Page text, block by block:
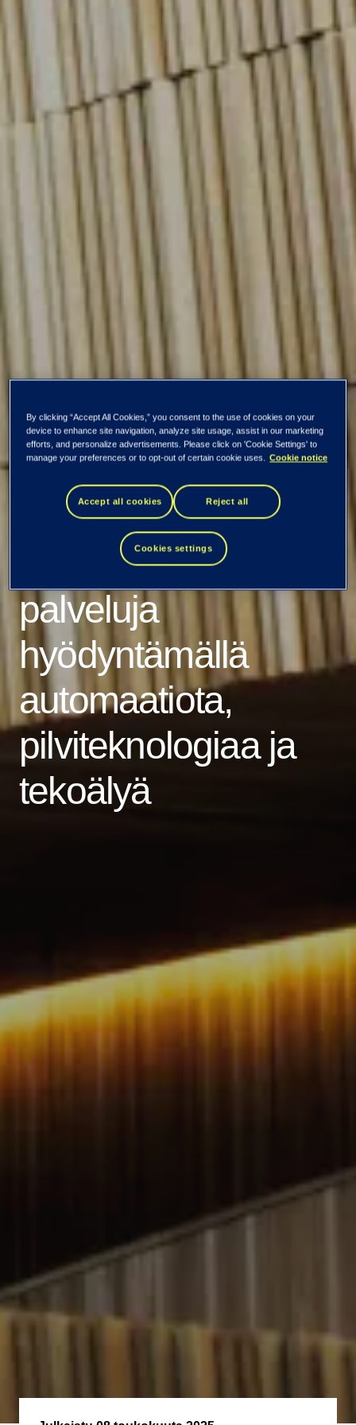
Kaikki uutiset ja tiedotteet
Tietoevry Tech
Services kehittää
Metsä Groupin IT-
palveluja
hyödyntämällä
automaatiota,
pilviteknologiaa ja
tekoälyä
By clicking “Accept All Cookies,” you consent to the use of cookies on your
device to enhance site navigation, analyze site usage, assist in our marketing
efforts, and personalize advertisements. Please click on 'Cookie Settings' to
manage your preferences or to opt-out of certain cookie uses. Cookie notice
Accept all cookies Reject all
Cookies settings